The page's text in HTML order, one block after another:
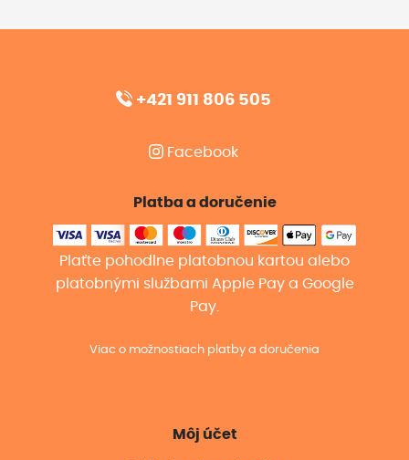
+421 911 806 505
Facebook
Platba a doručenie
Plaťte pohodlne platobnou kartou alebo
platobnými službami Apple Pay a Google
Pay.
Viac o možnostiach platby a doručenia
Môj účet